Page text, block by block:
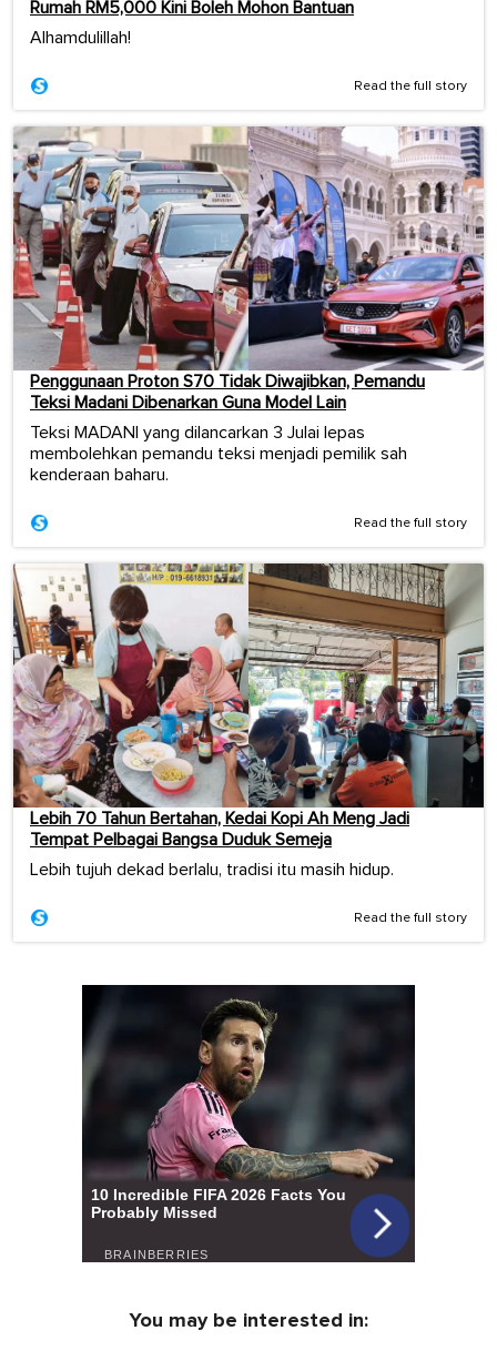
Rumah RM5,000 Kini Boleh Mohon Bantuan
Alhamdulillah!
Read the full story
Penggunaan Proton S70 Tidak Diwajibkan, Pemandu
Teksi Madani Dibenarkan Guna Model Lain
Teksi MADANI yang dilancarkan 3 Julai lepas
membolehkan pemandu teksi menjadi pemilik sah
kenderaan baharu.
Read the full story
Lebih 70 Tahun Bertahan, Kedai Kopi Ah Meng Jadi
Tempat Pelbagai Bangsa Duduk Semeja
Lebih tujuh dekad berlalu, tradisi itu masih hidup.
Read the full story
You may be interested in: